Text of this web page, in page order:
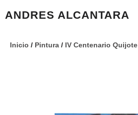
ANDRES ALCANTARA
Inicio / Pintura / IV Centenario Quijote